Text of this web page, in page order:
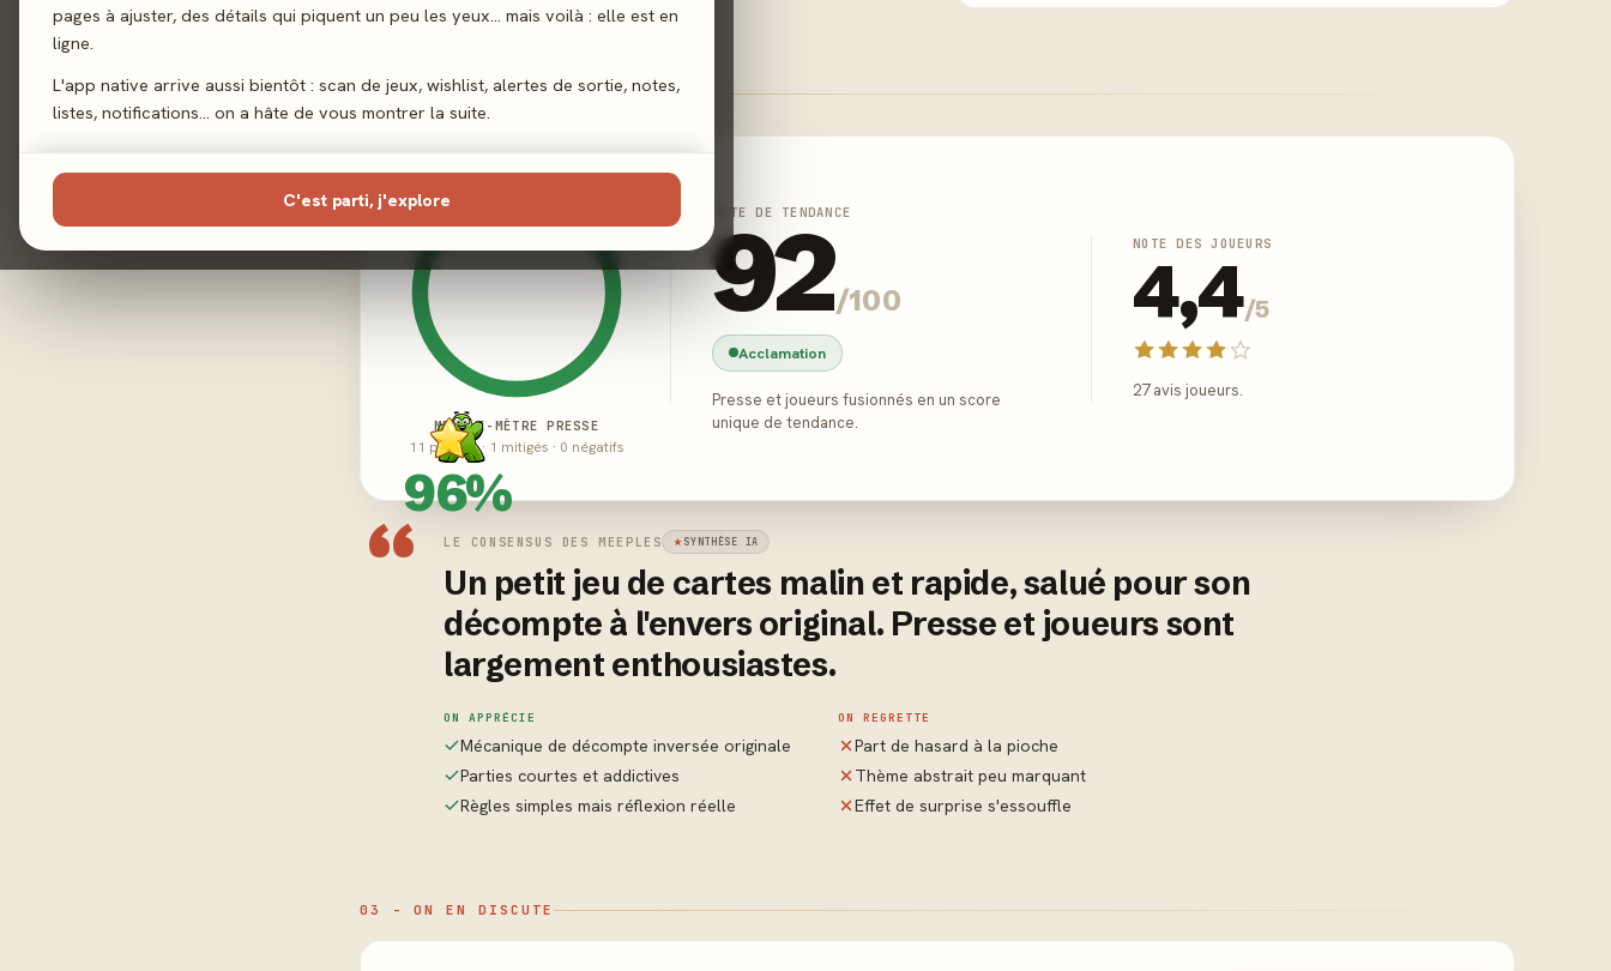
pages à ajuster, des détails qui piquent un peu les yeux… mais voilà : elle est en
ligne.
L'app native arrive aussi bientôt : scan de jeux, wishlist, alertes de sortie, notes,
listes, notifications… on a hâte de vous montrer la suite.
C'est parti, j'explore
02 - LE VERDICT
96%
MEEPLE-MÈTRE PRESSE
11 positifs · 1 mitigés · 0 négatifs
NOTE DE TENDANCE
92/100
Acclamation
Presse et joueurs fusionnés en un score
unique de tendance.
NOTE DES JOUEURS
4,4/5
27 avis joueurs.
“ LE CONSENSUS DES MEEPLES SYNTHÈSE IA
Un petit jeu de cartes malin et rapide, salué pour son
décompte à l'envers original. Presse et joueurs sont
largement enthousiastes.
ON APPRÉCIE
Mécanique de décompte inversée originale
Parties courtes et addictives
Règles simples mais réflexion réelle
ON REGRETTE
Part de hasard à la pioche
Thème abstrait peu marquant
Effet de surprise s'essouffle
03 - ON EN DISCUTE